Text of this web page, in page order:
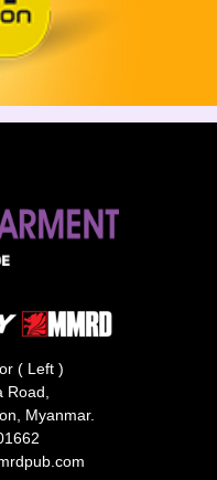
( Left )
Road,
Myanmar.